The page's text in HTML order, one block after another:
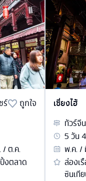
ร์
ถูกใจ
/ ต.ค.
งตลาด
เซี่ยงไฮ้
ทัวร์จีน
5วัน4
พ.ค. /
ล่องเ
ซินเที